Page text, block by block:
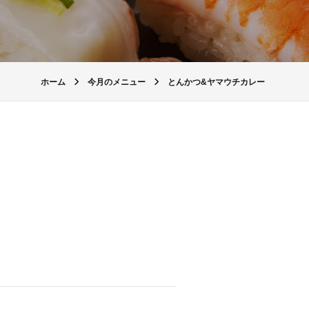
ホーム 今月のメニュー とんかつ&ヤマウチカレー